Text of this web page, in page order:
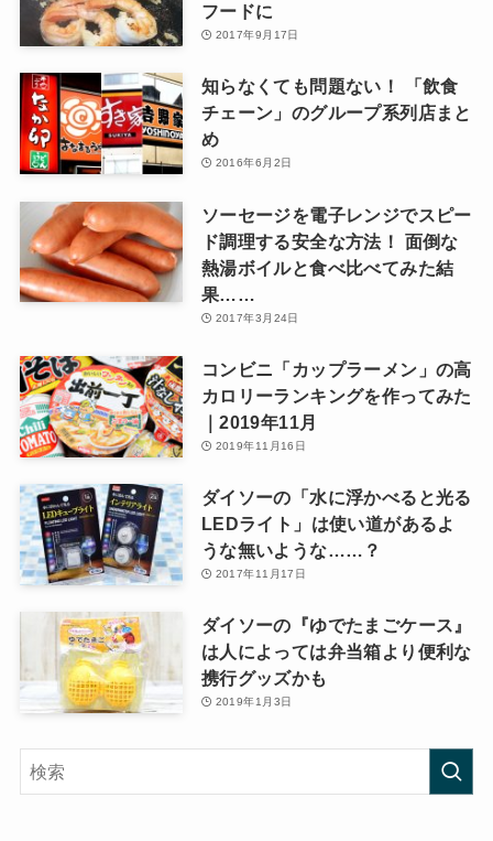
フードに
2017年9月17日
知らなくても問題ない！ 「飲食
チェーン」のグループ系列店まと
め
2016年6月2日
ソーセージを電子レンジでスピー
ド調理する安全な方法！ 面倒な
熱湯ボイルと食べ比べてみた結
果……
2017年3月24日
コンビニ「カップラーメン」の高
カロリーランキングを作ってみた
｜2019年11月
2019年11月16日
ダイソーの「水に浮かべると光る
LEDライト」は使い道があるよ
うな無いような……？
2017年11月17日
ダイソーの『ゆでたまごケース』
は人によっては弁当箱より便利な
携行グッズかも
2019年1月3日